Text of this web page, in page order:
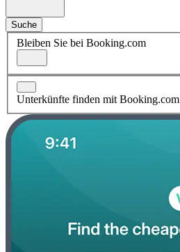
Suche
Bleiben Sie bei Booking.com
Unterkünfte finden mit Booking.com